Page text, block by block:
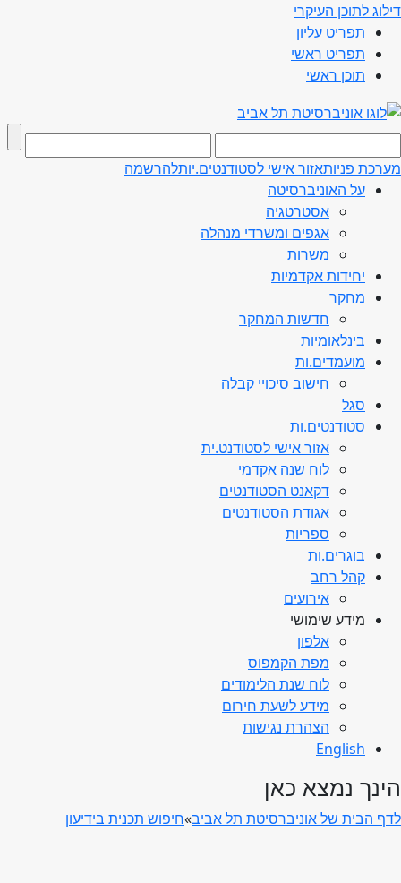
דילוג לתוכן העיקרי
תפריט עליון
תפריט ראשי
תוכן ראשי
מערכת פניותאזור אישי לסטודנטים.יותלהרשמה
על האוניברסיטה
אסטרטגיה
אגפים ומשרדי מנהלה
משרות
יחידות אקדמיות
מחקר
חדשות המחקר
בינלאומיות
מועמדים.ות
חישוב סיכויי קבלה
סגל
סטודנטים.ות
אזור אישי לסטודנט.ית
לוח שנה אקדמי
דקאנט הסטודנטים
אגודת הסטודנטים
ספריות
בוגרים.ות
קהל רחב
אירועים
מידע שימושי
אלפון
מפת הקמפוס
לוח שנת הלימודים
מידע לשעת חירום
הצהרת נגישות
English
הינך נמצא כאן
לדף הבית של אוניברסיטת תל אביב»חיפוש תכנית בידיעון